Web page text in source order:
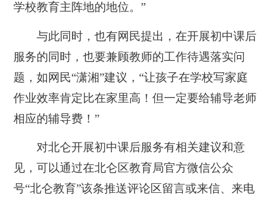
学校教育主阵地的地位。”
与此同时，也有网民提出，在开展初中课后
服务的同时，也要兼顾教师的工作待遇落实问
题，如网民“潇湘”建议，“让孩子在学校写家庭
作业效率肯定比在家里高！但一定要给辅导老师
相应的辅导费！”
对北仑开展初中课后服务有相关建议和意
见，可以通过在北仑区教育局官方微信公众
号“北仑教育”该条推送评论区留言或来信、来电